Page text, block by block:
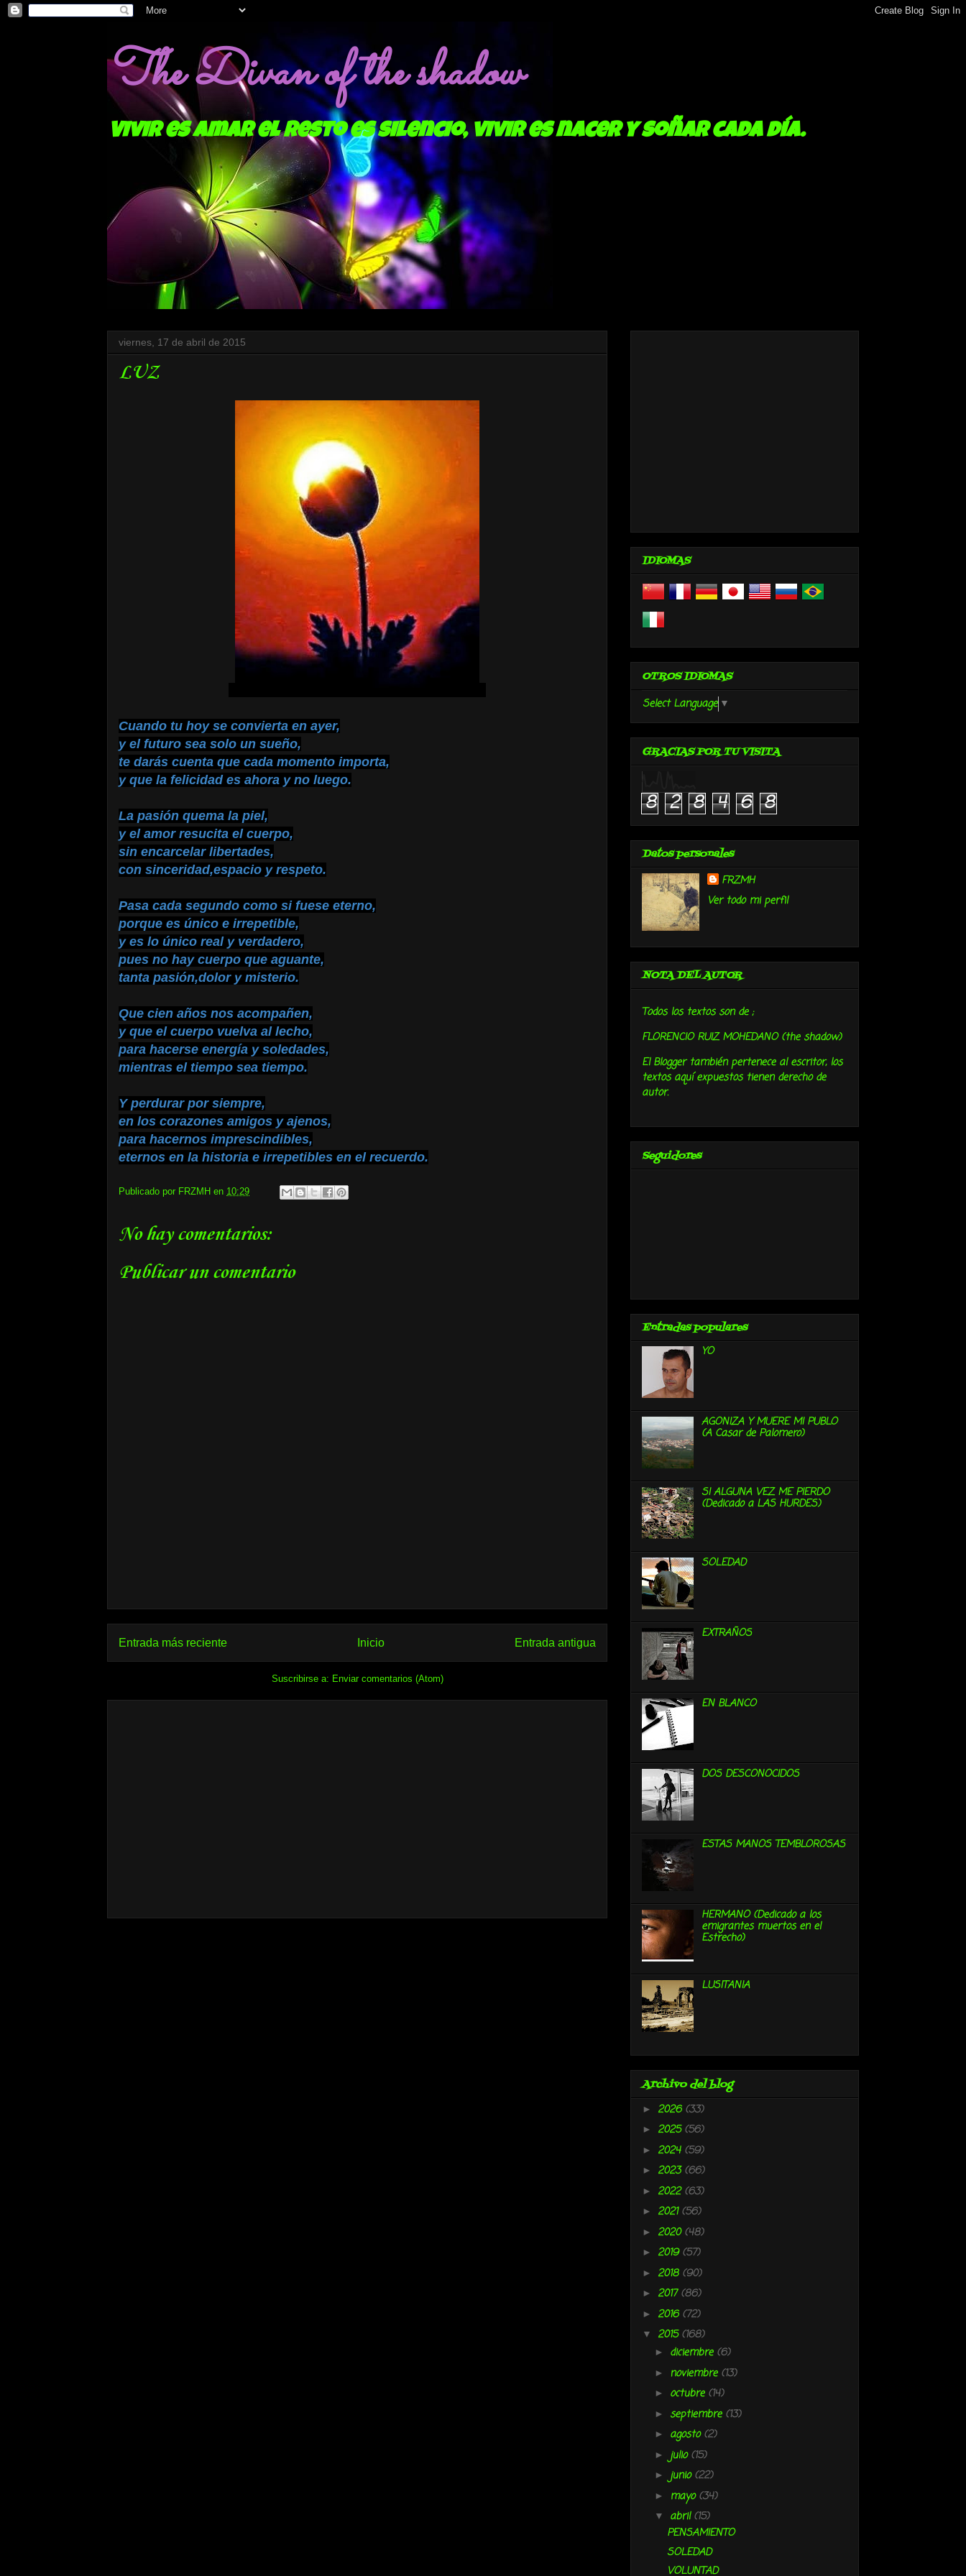
The Divan of the shadow
Vivir es amar el resto es silencio, vivir es nacer y soñar cada día.
viernes, 17 de abril de 2015
LUZ
Cuando tu hoy se convierta en ayer,
y el futuro sea solo un sueño,
te darás cuenta que cada momento importa,
y que la felicidad es ahora y no luego.
La pasión quema la piel,
y el amor resucita el cuerpo,
sin encarcelar libertades,
con sinceridad,espacio y respeto.
Pasa cada segundo como si fuese eterno,
porque es único e irrepetible,
y es lo único real y verdadero,
pues no hay cuerpo que aguante,
tanta pasión,dolor y misterio.
Que cien años nos acompañen,
y que el cuerpo vuelva al lecho,
para hacerse energía y soledades,
mientras el tiempo sea tiempo.
Y perdurar por siempre,
en los corazones amigos y ajenos,
para hacernos imprescindibles,
eternos en la historia e irrepetibles en el recuerdo.
Publicado por FRZMH en 10:29
No hay comentarios:
Publicar un comentario
Entrada más reciente Entrada antigua
Inicio
Suscribirse a: Enviar comentarios (Atom)
IDIOMAS
OTROS IDIOMAS
Select Language ▼
GRACIAS POR TU VISITA
8 2 8 4 6 8
Datos personales
FRZMH
Ver todo mi perfil
NOTA DEL AUTOR
Todos los textos son de ;
FLORENCIO RUIZ MOHEDANO (the shadow)
El Blogger también pertenece al escritor, los
textos aquí expuestos tienen derecho de
autor.
Seguidores
Entradas populares
YO
AGONIZA Y MUERE MI PUBLO
(A Casar de Palomero)
SI ALGUNA VEZ ME PIERDO
(Dedicado a LAS HURDES)
SOLEDAD
EXTRAÑOS
EN BLANCO
DOS DESCONOCIDOS
ESTAS MANOS TEMBLOROSAS
HERMANO (Dedicado a los
emigrantes muertos en el
Estrecho)
LUSITANIA
Archivo del blog
► 2026 (33)
► 2025(56)
► 2024 (59)
► 2023(66)
► 2022(63)
► 2021(56)
► 2020(48)
► 2019(57)
► 2018 (90)
► 2017(86)
► 2016 (72)
▼ 2015(168)
► diciembre (6)
► noviembre (13)
► octubre (14)
► septiembre (13)
► agosto(2)
► julio(15)
► junio(22)
► mayo(34)
▼ abril(15)
PENSAMIENTO
SOLEDAD
VOLUNTAD